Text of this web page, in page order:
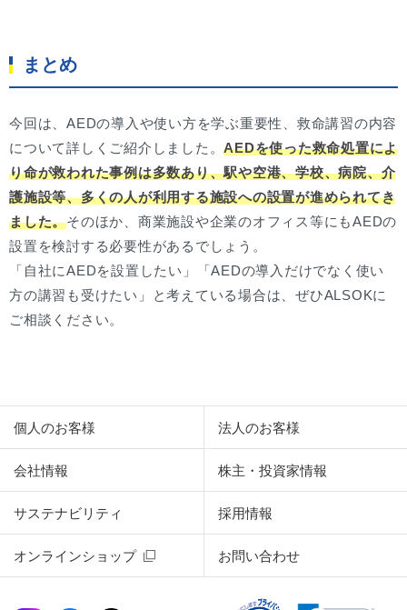
まとめ
今回は、AEDの導入や使い方を学ぶ重要性、救命講習の内容
について詳しくご紹介しました。AEDを使った救命処置によ
り命が救われた事例は多数あり、駅や空港、学校、病院、介
護施設等、多くの人が利用する施設への設置が進められてき
ました。そのほか、商業施設や企業のオフィス等にもAEDの
設置を検討する必要性があるでしょう。
「自社にAEDを設置したい」「AEDの導入だけでなく使い
方の講習も受けたい」と考えている場合は、ぜひALSOKに
ご相談ください。
個人のお客様 法人のお客様
会社情報 株主・投資家情報
サステナビリティ
オンラインショップ お問い合わせ
採用情報